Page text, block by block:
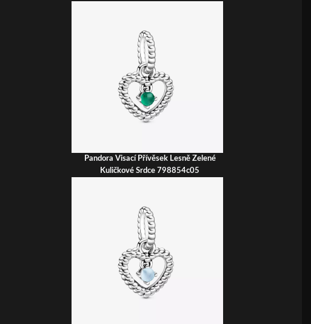
Pandora Visací Přívěsek Lesně Zelené
Kuličkové Srdce 798854c05